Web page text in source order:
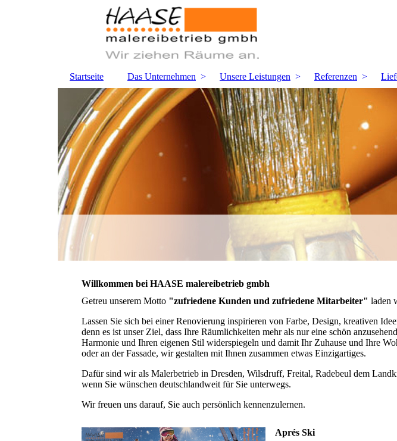
Startseite Das Unternehmen Unsere Leistungen Referenzen
Willkommen bei HAASE malereibetrieb gmbh
Getreu unserem Motto "zufriedene Kunden und zufriedene Mitarbeiter" laden
Lassen Sie sich bei einer Renovierung inspirieren von Farbe, Design, kreativen
denn es ist unser Ziel, dass Ihre Räumlichkeiten mehr als nur eine schön
Harmonie und Ihren eigenen Stil widerspiegeln und damit Ihr Zuhause und Ihre
oder an der Fassade, wir gestalten mit Ihnen zusammen etwas Einzigartiges.
Dafür sind wir als Malerbetrieb in Dresden, Wilsdruff, Freital, Radebeul dem
wenn Sie wünschen deutschlandweit für Sie unterwegs.
Wir freuen uns darauf, Sie auch persönlich kennenzulernen.
Aprés Ski